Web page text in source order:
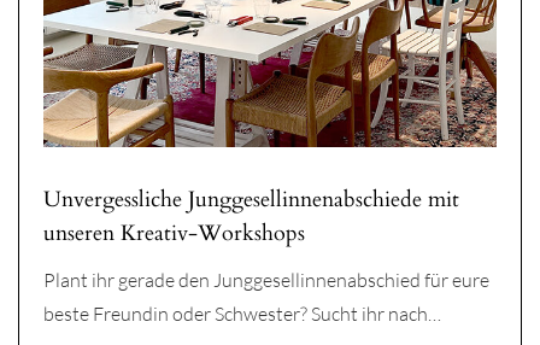
Unvergessliche Junggesellinnenabschiede mit
unseren Kreativ-Workshops
Plant ihr gerade den Junggesellinnenabschied für eure
beste Freundin oder Schwester? Sucht ihr nach…